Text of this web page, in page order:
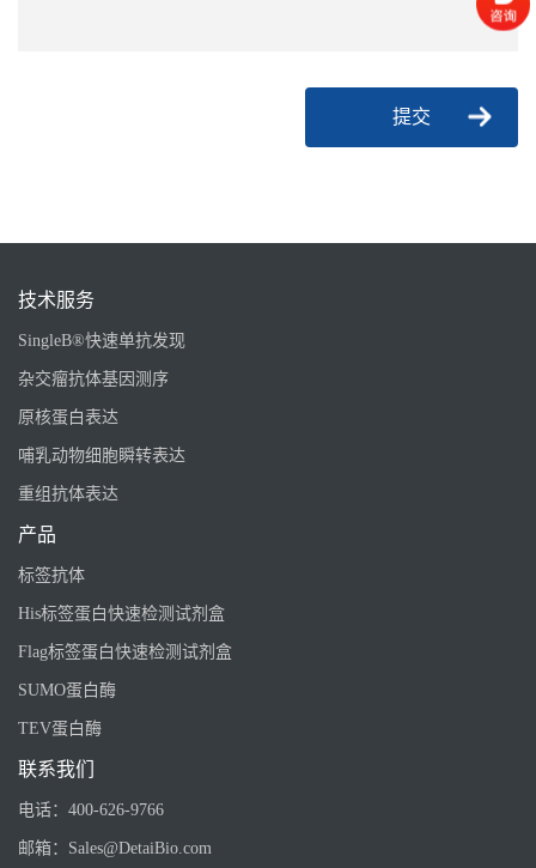
提交
技术服务
SingleB®快速单抗发现
杂交瘤抗体基因测序
原核蛋白表达
哺乳动物细胞瞬转表达
重组抗体表达
产品
标签抗体
His标签蛋白快速检测试剂盒
Flag标签蛋白快速检测试剂盒
SUMO蛋白酶
TEV蛋白酶
联系我们
电话： 400-626-9766
邮箱： Sales@DetaiBio.com